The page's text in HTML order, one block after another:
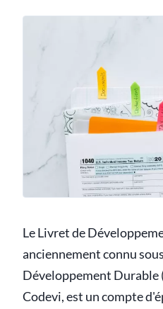
Le Livret de
anciennement connu
Développement Durable
Codevi, est un compte